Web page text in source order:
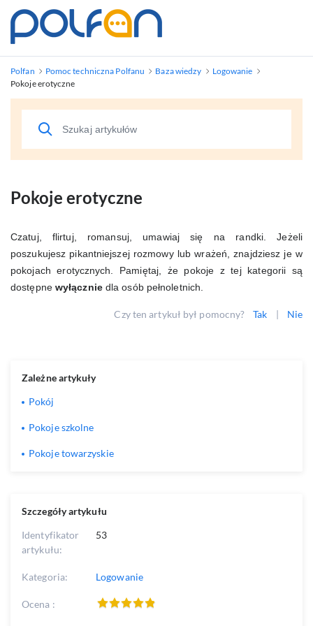
Polfan Pomoc techniczna Polfanu Baza wiedzy
Logowanie
Pokoje erotyczne
Pokoje erotyczne
Czatuj, flirtuj, romansuj, umawiaj się na randki. Jeżeli
poszukujesz pikantniejszej rozmowy lub wrażeń, znajdziesz je w
pokojach erotycznych. Pamiętaj, że pokoje z tej kategorii są
dostępne wyłączniedla osób pełnoletnich.
Czy ten artykuł był pomocny? Tak | Nie
Szczegóły artykułu
Identyfikator
artykułu:
53
Kategoria: Logowanie
Ocena :
Zależne artykuły
Pokój
Pokoje szkolne
Pokoje towarzyskie